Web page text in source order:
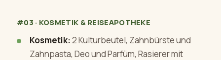
#03 · KOSMETIK & REISEAPOTHEKE
Kosmetik:2 Kulturbeutel, Zahnbürste und
Zahnpasta, Deo und Parfüm, Rasierer mit